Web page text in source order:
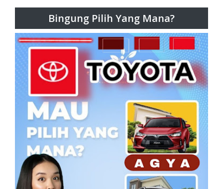
Bingung Pilih Yang Mana?